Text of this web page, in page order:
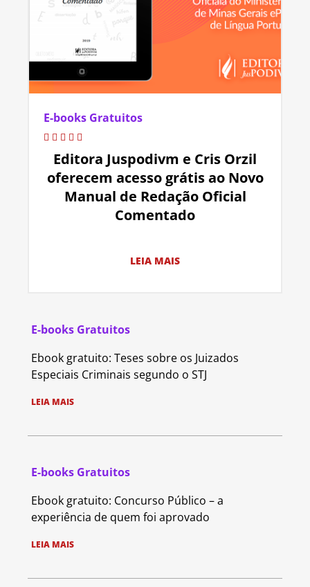
E-books Gratuitos
Editora Juspodivm e Cris Orzil
oferecem acesso grátis ao Novo
Manual de Redação Oficial
Comentado
LEIA MAIS
E-books Gratuitos
Ebook gratuito: Teses sobre os Juizados
Especiais Criminais segundo o STJ
LEIA MAIS
E-books Gratuitos
Ebook gratuito: Concurso Público – a
experiência de quem foi aprovado
LEIA MAIS